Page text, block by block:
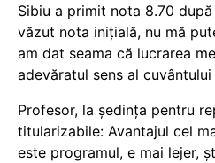
Sibiu a primit nota 8.70
văzut nota inițială, nu mă
am dat seama că lucrarea
adevăratul sens al cuvântului
Profesor, la ședința pentru
titularizabile: Avantajul cel
este programul, e mai lejer,